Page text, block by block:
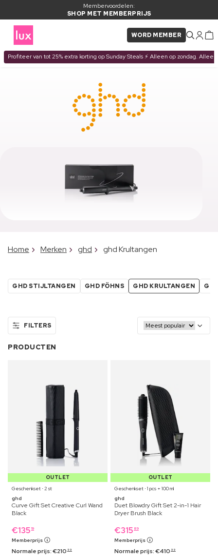
Membervoordelen:
SHOP MET MEMBERPRIJS
WORD MEMBER
Profiteer van tot 25% extra korting op Sunday Steals ⚡ Alleen op zondag.
Home Merken ghd ghd Krultangen
GHD STIJLTANGEN GHD FÖHNS GHD KRULTANGEN
FILTERS
PRODUCTEN
OUTLET
Geschenkset ⋅ 2 st
ghd
Curve Gift Set Creative Curl Wand
Black
€135 19
Memberprijs
Normale prijs:€210 99
OUTLET
Geschenkset ⋅ 1 pcs + 100 ml
ghd
Duet Blowdry Gift Set 2-in-1 Hair
Dryer Brush Black
€315 89
Memberprijs
Normale prijs:€410 99